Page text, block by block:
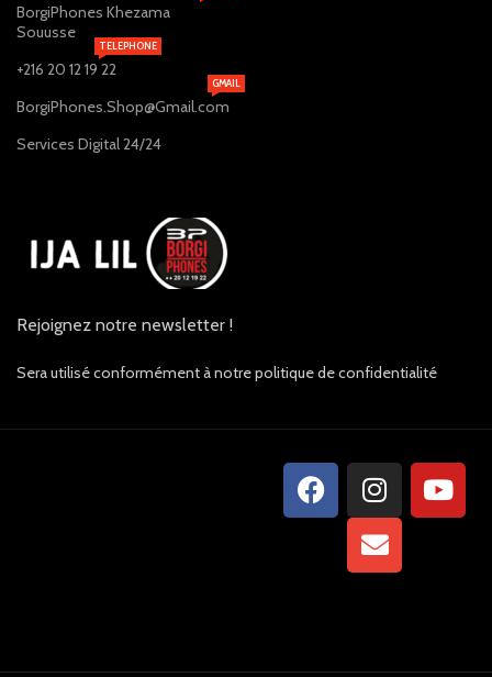
BorgiPhones Khezama
Souusse
+216 20 12 19 22
TELEPHONE
BorgiPhones.Shop@Gmail.com
GMAIL
Services Digital 24/24
Rejoignez notre newsletter !
Sera utilisé conformément à notre politique de confidentialité